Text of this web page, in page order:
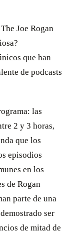
Joe Rogan
que han
de podcasts
las
2 y 3 horas,
que los
episodios
en los
de Rogan
parte de una
ser
de mitad de